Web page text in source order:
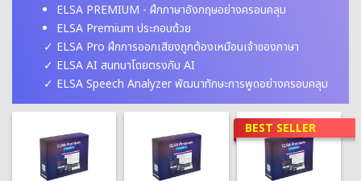
ELSA PREMIUM - ฝึกภาษาอังกฤษอย่างครอบคลุม
ELSA Premium ประกอบด้วย
ELSA Pro ฝึกการออกเสียงถูกต้องเหมือนเจ้าของภาษา
ELSA AI สนทนาโดยตรงกับ AI
ELSA Speech Analyzer พัฒนาทักษะการพูดอย่างครอบคลุม
BEST SELLER